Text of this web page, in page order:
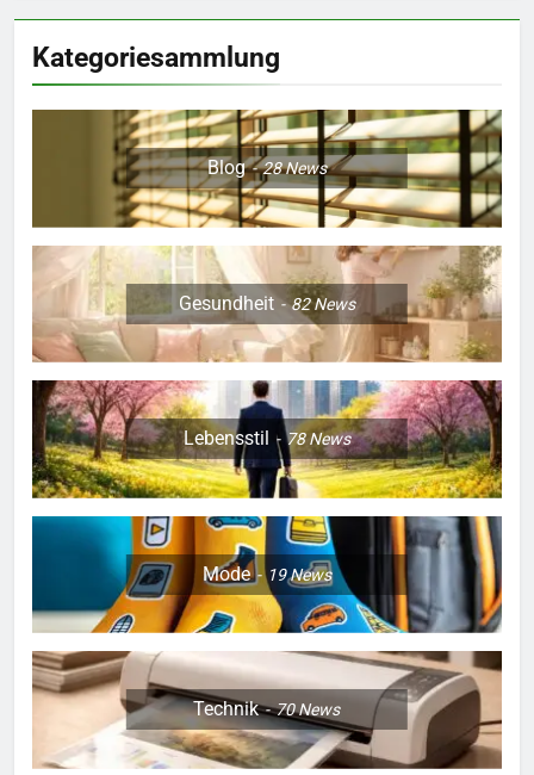
Farbenpracht statt Wintergrau:
So kombinieren Sie Pastelltöne
in diesem Jahr.
MODE
Kategoriesammlung
Blog 28News
Gesundheit 82News
Lebensstil 78News
Mode 19News
Technik 70News